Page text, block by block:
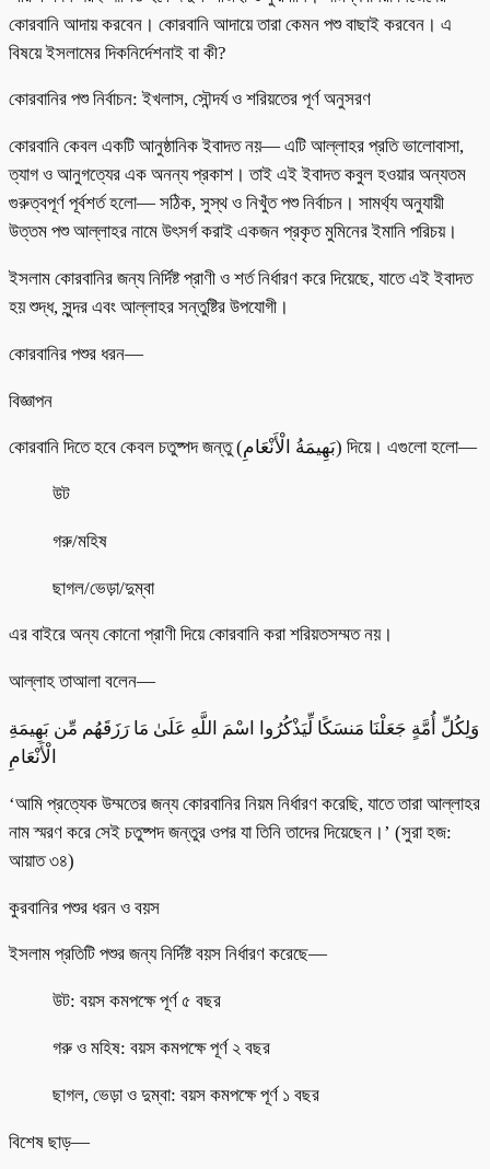
কোরবানি আদায় করবেন। কোরবানি আদায়ে তারা কেমন পশু বাছাই করবেন। এ
বিষয়ে ইসলামের দিকনির্দেশনাই বা কী?
কোরবানির পশু নির্বাচন: ইখলাস, সৌন্দর্য ও শরিয়তের পূর্ণ অনুসরণ
কোরবানি কেবল একটি আনুষ্ঠানিক ইবাদত নয়— এটি আল্লাহর প্রতি ভালোবাসা,
ত্যাগ ও আনুগত্যের এক অনন্য প্রকাশ। তাই এই ইবাদত কবুল হওয়ার অন্যতম
গুরুত্বপূর্ণ পূর্বশর্ত হলো— সঠিক, সুস্থ ও নিখুঁত পশু নির্বাচন। সামর্থ্য অনুযায়ী
উত্তম পশু আল্লাহর নামে উৎসর্গ করাই একজন প্রকৃত মুমিনের ইমানি পরিচয়।
ইসলাম কোরবানির জন্য নির্দিষ্ট প্রাণী ও শর্ত নির্ধারণ করে দিয়েছে, যাতে এই ইবাদত
হয় শুদ্ধ, সুন্দর এবং আল্লাহর সন্তুষ্টির উপযোগী।
কোরবানির পশুর ধরন—
বিজ্ঞাপন
কোরবানি দিতে হবে কেবল চতুষ্পদ জন্তু (بَهِيمَةُ الْأَنْعَامِ) দিয়ে। এগুলো হলো—
উট
গরু/মহিষ
ছাগল/ভেড়া/দুম্বা
এর বাইরে অন্য কোনো প্রাণী দিয়ে কোরবানি করা শরিয়তসম্মত নয়।
আল্লাহ তাআলা বলেন—
وَلِكُلِّ أُمَّةٍ جَعَلْنَا مَنسَكًا لِّيَذْكُرُوا اسْمَ اللَّهِ عَلَىٰ مَا رَزَقَهُم مِّن بَهِيمَةِ
الْأَنْعَامِ
‘আমি প্রত্যেক উম্মতের জন্য কোরবানির নিয়ম নির্ধারণ করেছি, যাতে তারা আল্লাহর
নাম স্মরণ করে সেই চতুষ্পদ জন্তুর ওপর যা তিনি তাদের দিয়েছেন।’ (সুরা হজ:
আয়াত ৩৪)
কুরবানির পশুর ধরন ও বয়স
ইসলাম প্রতিটি পশুর জন্য নির্দিষ্ট বয়স নির্ধারণ করেছে—
উট: বয়স কমপক্ষে পূর্ণ ৫ বছর
গরু ও মহিষ: বয়স কমপক্ষে পূর্ণ ২ বছর
ছাগল, ভেড়া ও দুম্বা: বয়স কমপক্ষে পূর্ণ ১ বছর
বিশেষ ছাড়—